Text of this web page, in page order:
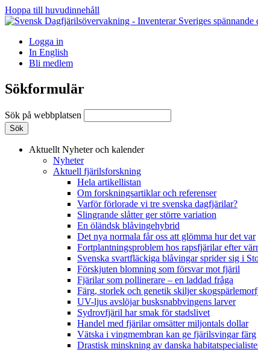
Hoppa till huvudinnehåll
Logga in
In English
Bli medlem
Sökformulär
Sök på webbplatsen
Aktuellt Nyheter och kalender
Nyheter
Aktuell fjärilsforskning
Hela artikellistan
Om forskningsartiklar och referenser
Varför förlorade vi tre svenska dagfjärilar?
Slingrande slåtter ger större variation
En öländsk blåvingehybrid
Det nya normala får oss att glömma hur det var
Fortplantningsproblem hos rapsfjärilar efter
Svenska svartfläckiga blåvingar sprider sig i
Förskjuten blomning som försvar mot fjäril
Fjärilar som pollinerare – en laddad fråga
Färg, storlek och genetik skiljer
UV-ljus avslöjar busksnabbvingens larver
Sydrovfjäril har smak för stadslivet
Handel med fjärilar omsätter miljontals dollar
Vätska i vingmembran kan ge fjärilsvingar färg
Drastisk minskning av danska